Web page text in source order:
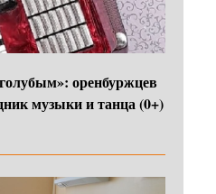
оренбуржцев
музыки и танца (0+)